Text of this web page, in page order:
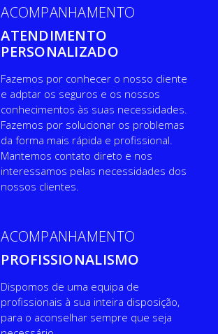
ACOMPANHAMENTO
ATENDIMENTO
PERSONALIZADO
​Fazemos por conhecer o nosso cliente
e adptar os seguros e os nossos
conhecimentos às suas necessidades.
Fazemos por solucionar os problemas
da forma mais rápida e profissional.
Mantemos contato direto e nos
interessamos pelas necessidades dos
nossos clientes.
ACOMPANHAMENTO
PROFISSIONALISMO
​​Dispomos de uma equipa de
profissionais à sua inteira disposição,
para o aconselhar sempre que seja